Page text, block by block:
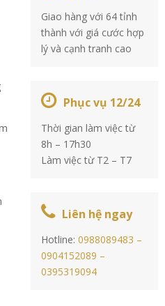
Giao hàng với 64 tỉnh
thành với giá cước hợp
lý và cạnh tranh cao
Phục vụ 12/24
Thời gian làm việc từ
8h – 17h30
Làm việc từ T2 – T7
Liên hệ ngay
Hotline:0988089483 –
0904152089 –
0395319094